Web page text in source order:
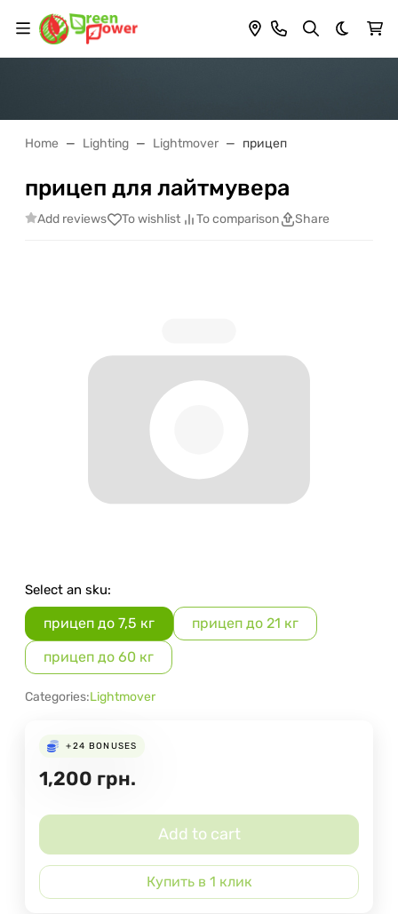
Dark
Home Lighting Lightmover прицеп
прицеп для лайтмувера
Add reviews To wishlist To comparison Share
Select an sku:
прицеп до 7,5 кг
прицеп до 21 кг
прицеп до 60 кг
Categories:Lightmover
+24 BONUSES
1,200 грн.
Add to cart
Купить в 1 клик